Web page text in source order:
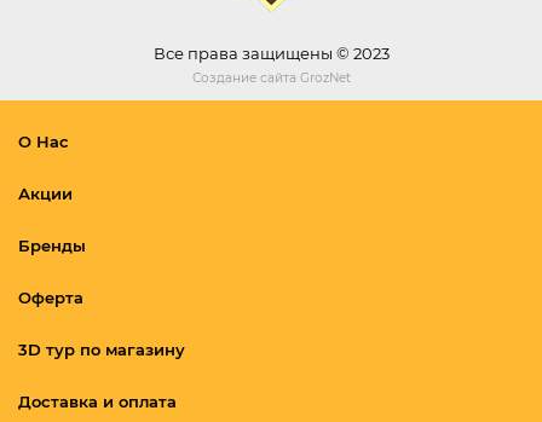
Все права защищены © 2023
Создание сайта GrozNet
О Нас
Акции
Бренды
Оферта
3D тур по магазину
Доставка и оплата